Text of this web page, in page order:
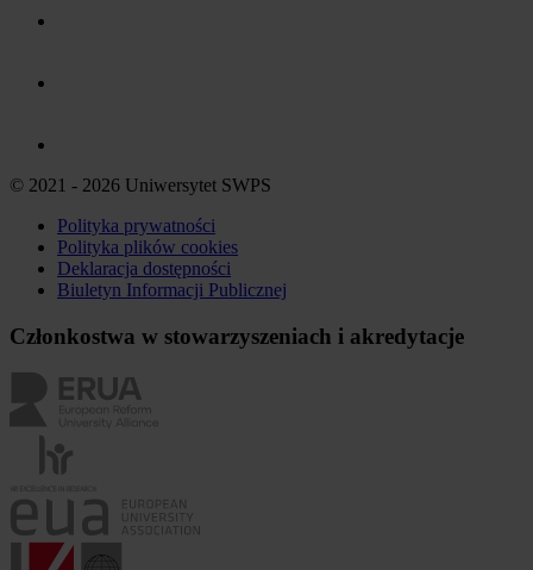
© 2021 - 2026 Uniwersytet SWPS
Polityka prywatności
Polityka plików cookies
Deklaracja dostępności
Biuletyn Informacji Publicznej
Członkostwa w stowarzyszeniach i akredytacje